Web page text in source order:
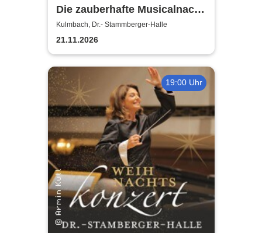
Die zauberhafte Musicalnacht
- Neue Tettauer
Theatergruppe
Kulmbach, Dr.- Stammberger-Halle
21.11.2026
19:00 Uhr